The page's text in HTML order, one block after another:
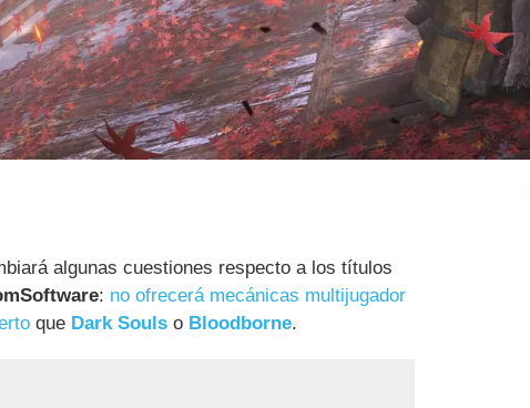
algunas cuestiones respecto a los títulos
: no ofrecerá mecánicas multijugador
que Dark Souls o Bloodborne.